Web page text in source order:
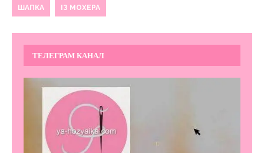
ШАПКА ІЗ МОХЕРА
ТЕЛЕГРАМ КАНАЛ